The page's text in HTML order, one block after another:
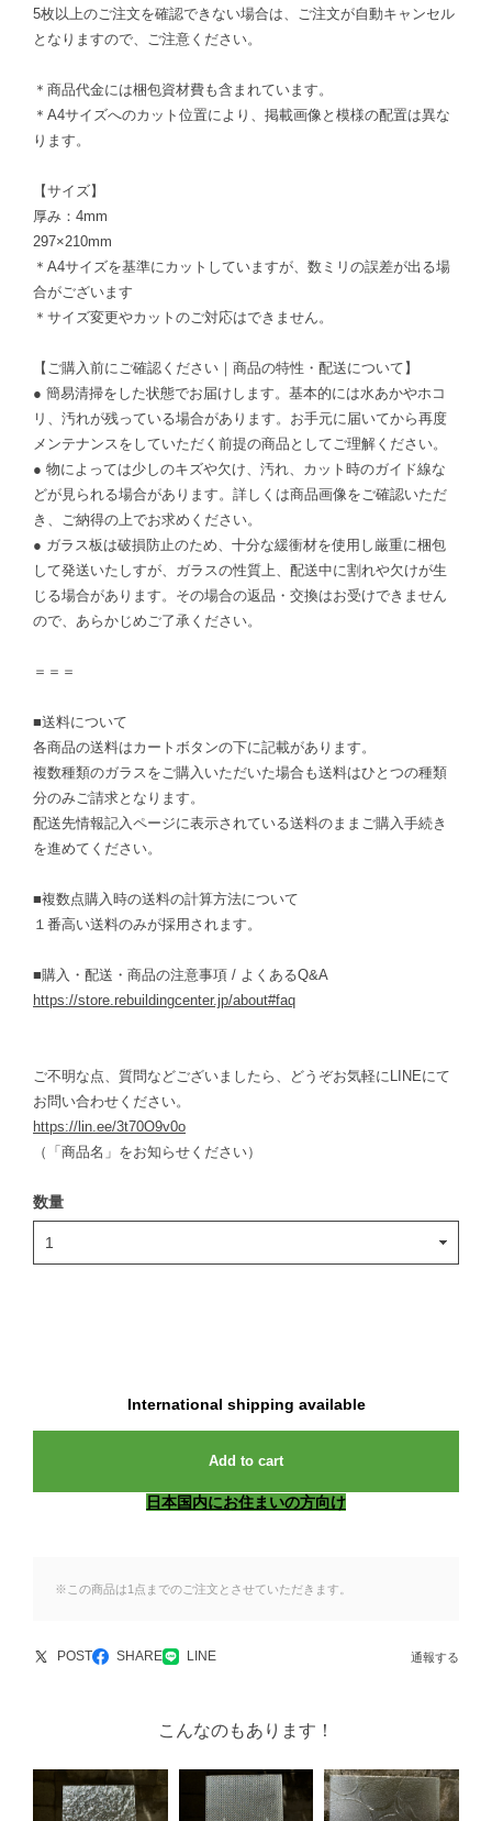
5枚以上のご注文を確認できない場合は、ご注文が自動キャンセル
となりますので、ご注意ください。
＊商品代金には梱包資材費も含まれています。
＊A4サイズへのカット位置により、掲載画像と模様の配置は異な
ります。
【サイズ】
厚み：4mm
297×210mm
＊A4サイズを基準にカットしていますが、数ミリの誤差が出る場
合がございます
＊サイズ変更やカットのご対応はできません。
【ご購入前にご確認ください｜商品の特性・配送について】
● 簡易清掃をした状態でお届けします。基本的には水あかやホコ
リ、汚れが残っている場合があります。お手元に届いてから再度
メンテナンスをしていただく前提の商品としてご理解ください。
● 物によっては少しのキズや欠け、汚れ、カット時のガイド線な
どが見られる場合があります。詳しくは商品画像をご確認いただ
き、ご納得の上でお求めください。
● ガラス板は破損防止のため、十分な緩衝材を使用し厳重に梱包
して発送いたしすが、ガラスの性質上、配送中に割れや欠けが生
じる場合があります。その場合の返品・交換はお受けできません
ので、あらかじめご了承ください。
＝＝＝
■送料について
各商品の送料はカートボタンの下に記載があります。
複数種類のガラスをご購入いただいた場合も送料はひとつの種類
分のみご請求となります。
配送先情報記入ページに表示されている送料のままご購入手続き
を進めてください。
■複数点購入時の送料の計算方法について
１番高い送料のみが採用されます。
■購入・配送・商品の注意事項 / よくあるQ&A
https://store.rebuildingcenter.jp/about#faq
ご不明な点、質問などございましたら、どうぞお気軽にLINEにて
お問い合わせください。
https://lin.ee/3t70O9v0o
（「商品名」をお知らせください）
数量
International shipping available
Add to cart
日本国内にお住まいの方向け
※この商品は1点までのご注文とさせていただきます。
POST SHARE LINE 通報する
こんなのもあります！